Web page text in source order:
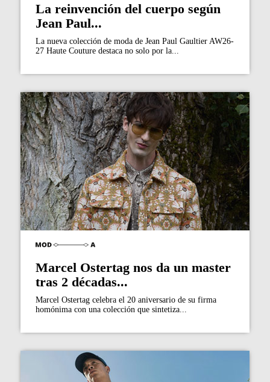
La reinvención del cuerpo según
Jean Paul...
La nueva colección de moda de Jean Paul Gaultier AW26-
27 Haute Couture destaca no solo por la...
Marcel Ostertag nos da un master
tras 2 décadas...
Marcel Ostertag celebra el 20 aniversario de su firma
homónima con una colección que sintetiza...